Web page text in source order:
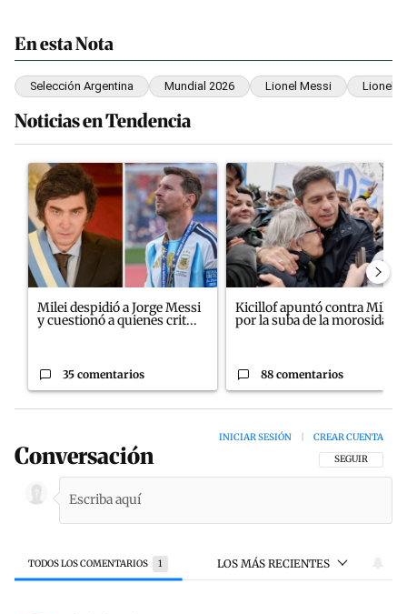
En esta Nota
Selección Argentina Mundial 2026 Lionel Messi Lionel
Noticias en Tendencia
Este listado muestra los artículos con más comentarios en los
Un artículo de tendencia con el título "Milei despidió a Jorge
Milei despidió a Jorge Messi
y cuestionó a quienes crit...
35 comentarios
Un artículo de tendencia con
Kicillof apuntó contra Milei
por la suba de la morosida...
88 comentarios
Conversación SIGA ESTA
SEGUIR
INICIAR SESIÓN CREAR CUENTA
TODOS LOS COMENTARIOS 1 LOS MÁS RECIENTES
Todos los comentarios